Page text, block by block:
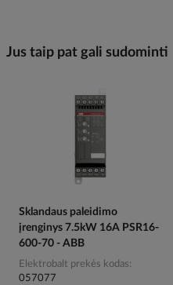
Jus taip pat gali sudominti
Sklandaus paleidimo
įrenginys 7.5kW 16A PSR16-
600-70 - ABB
Elektrobalt prekės kodas
057077